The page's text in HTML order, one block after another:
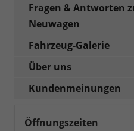
Fragen & Antworten
Neuwagen
Fahrzeug-Galerie
Über uns
Kundenmeinungen
Öffnungszeiten